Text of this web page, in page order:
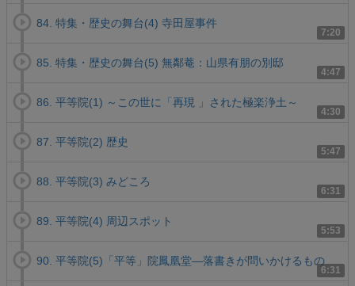
7:20
84. 特集・歴史の舞台(4) 寺田屋事件
4:47
85. 特集・歴史の舞台(5) 無鄰菴：山県有朋の別邸
4:30
86. 平等院(1) ～この世に「再現 」された極楽浄土～
5:47
87. 平等院(2) 歴史
6:31
88. 平等院(3) みどころ
5:53
89. 平等院(4) 周辺スポット
6:31
90. 平等院(5)「平等」院鳳凰堂―落書きが問いかけるもの